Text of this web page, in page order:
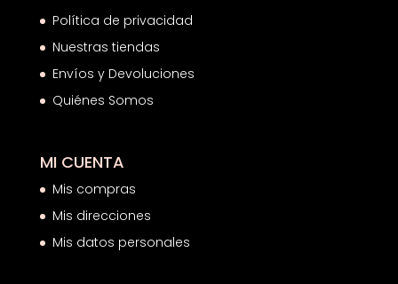
Política de privacidad
Nuestras tiendas
Envíos y Devoluciones
Quiénes Somos
MI CUENTA
Mis compras
Mis direcciones
Mis datos personales